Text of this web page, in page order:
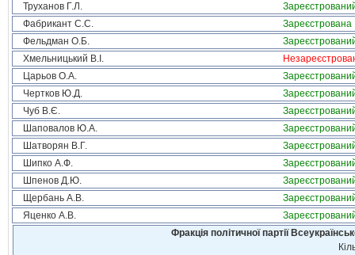
Труханов Г.Л.
Фабрикант С.С.
Зареєстрована
Фельдман О.Б.
Хмельницький В.І.
Царьов О.А.
Чертков Ю.Д.
Чуб В.Є.
Шаповалов Ю.А.
Шатворян В.Г.
Шипко А.Ф.
Шпенов Д.Ю.
Щербань А.В.
Яценко А.В.
Фракція політичної партії